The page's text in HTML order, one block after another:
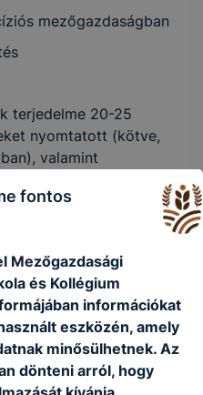
mezőgazdaságban
terjedelme 20-25
nyomtatott (kötve,
valamint
a témavázlat beküldése
található táblázat
2025. december
határideje: 2026.
bírálatát független
minősített
fontos
Mezőgazdasági
és Kollégium
információkat
eszközén, amely
minősülhetnek. Az
dönteni arról, hogy